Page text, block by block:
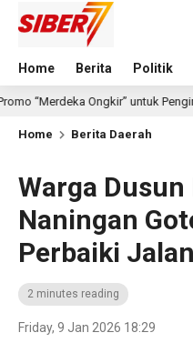
Home Berita Politik
Ongkir” untuk Pengiriman Paket
Home Berita Daerah
Warga
Naningan
Perbaiki Jalan
2 minutes reading
Friday, 9 Jan 2026 18:29